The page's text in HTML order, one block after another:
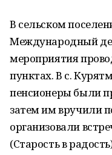
В сельском
Международный
мероприятия
пунктах. В с.
пенсионеры были
затем им вручили
организовали
(Старость в